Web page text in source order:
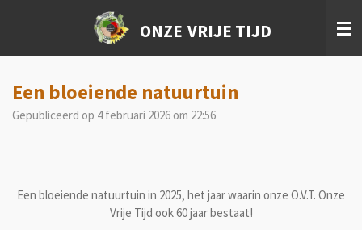
hoofdinhoud
ONZE VRIJE TIJD
Een bloeiende natuurtuin
Gepubliceerd op 4 februari 2026 om 22:56
Een bloeiende natuurtuin in 2025, het jaar waarin onze O.V.T. Onze
Vrije Tijd ook 60 jaar bestaat!